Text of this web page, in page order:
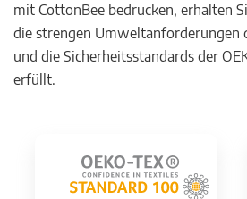
mit CottonBee bedrucken, erhalten
die strengen Umweltanforderungen
und die Sicherheitsstandards der
erfüllt.